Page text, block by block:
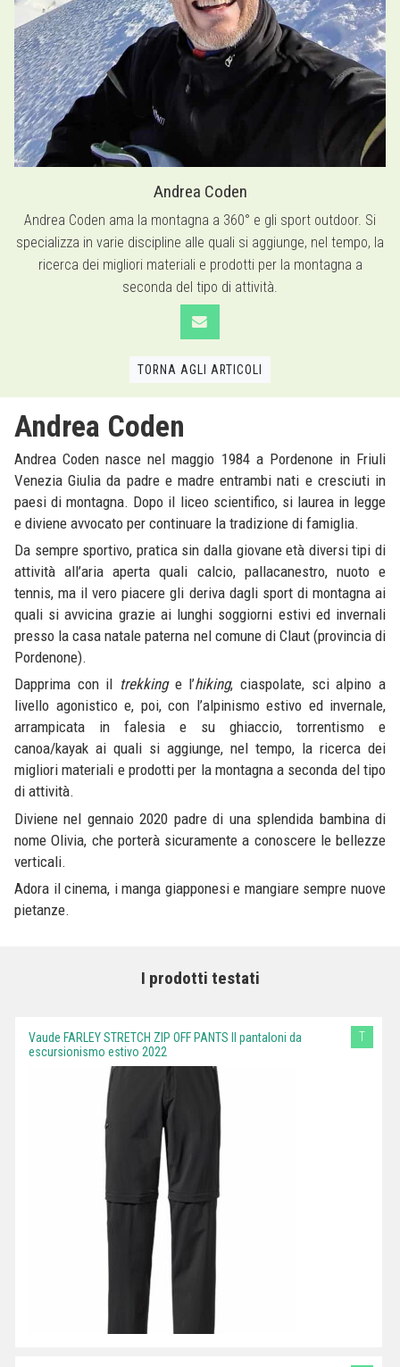
Andrea Coden
Andrea Coden ama la montagna a 360° e gli sport outdoor. Si
specializza in varie discipline alle quali si aggiunge, nel tempo, la
ricerca dei migliori materiali e prodotti per la montagna a
seconda del tipo di attività.
TORNA AGLI ARTICOLI
Andrea Coden
Andrea Coden nasce nel maggio 1984 a Pordenone in Friuli
Venezia Giulia da padre e madre entrambi nati e cresciuti in
paesi di montagna. Dopo il liceo scientifico, si laurea in legge
e diviene avvocato per continuare la tradizione di famiglia.
Da sempre sportivo, pratica sin dalla giovane età diversi tipi di
attività all’aria aperta quali calcio, pallacanestro, nuoto e
tennis, ma il vero piacere gli deriva dagli sport di montagna ai
quali si avvicina grazie ai lunghi soggiorni estivi ed invernali
presso la casa natale paterna nel comune di Claut (provincia di
Pordenone).
Dapprima con il trekkinge l’hiking, ciaspolate, sci alpino a
livello agonistico e, poi, con l’alpinismo estivo ed invernale,
arrampicata in falesia e su ghiaccio, torrentismo e
canoa/kayak ai quali si aggiunge, nel tempo, la ricerca dei
migliori materiali e prodotti per la montagna a seconda del tipo
di attività.
Diviene nel gennaio 2020 padre di una splendida bambina di
nome Olivia, che porterà sicuramente a conoscere le bellezze
verticali.
Adora il cinema, i manga giapponesi e mangiare sempre nuove
pietanze.
I prodotti testati
Vaude FARLEY STRETCH ZIP OFF PANTS II pantaloni da
escursionismo estivo 2022
T